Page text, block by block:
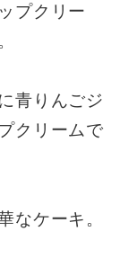
プクリー
青りんごジ
クリームで
なケーキ。